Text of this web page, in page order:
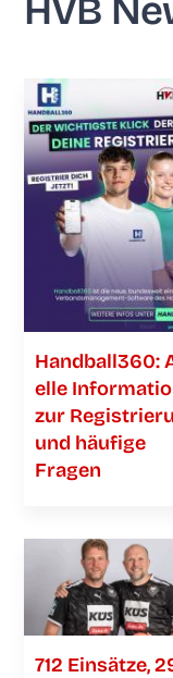
HVB
Handball360:
el­le
zur
und häu­fi­ge
Fragen
712 Ein­sät­ze,